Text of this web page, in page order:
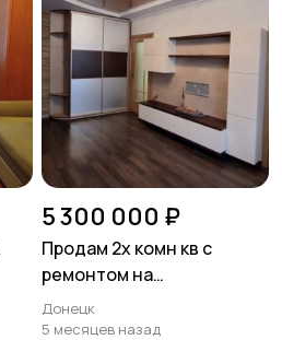
5 300 000 ₽
Продам 2х комн кв с
ремонтом на
Текстильщике
Донецк
5 месяцев назад